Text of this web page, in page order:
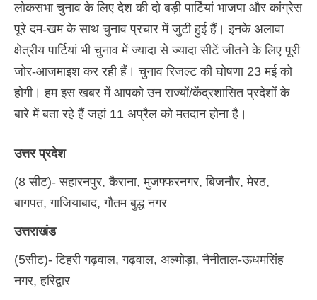
लोकसभा चुनाव के लिए देश की दो बड़ी पार्टियां भाजपा और कांग्रेस
पूरे दम-खम के साथ चुनाव प्रचार में जुटी हुई हैं। इनके अलावा
क्षेत्रीय पार्टियां भी चुनाव में ज्यादा से ज्यादा सीटें जीतने के लिए पूरी
जोर-आजमाइश कर रही हैं। चुनाव रिजल्ट की घोषणा 23 मई को
होगी। हम इस खबर में आपको उन राज्यों/केंद्रशासित प्रदेशों के
बारे में बता रहे हैं जहां 11 अप्रैल को मतदान होना है।
उत्तर प्रदेश
(8 सीट)- सहारनपुर, कैराना, मुजफ्फरनगर, बिजनौर, मेरठ,
बागपत, गाजियाबाद, गौतम बुद्ध नगर
उत्तराखंड
(5सीट)- टिहरी गढ़वाल, गढ़वाल, अल्मोड़ा, नैनीताल-ऊधमसिंह
नगर, हरिद्वार